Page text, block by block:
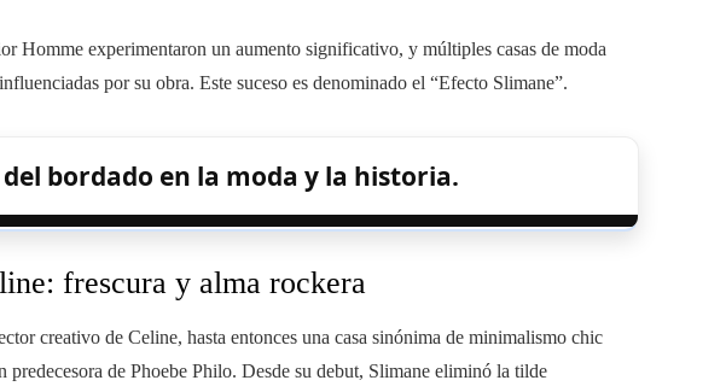
Homme experimentaron un aumento significativo, y múltiples casas de moda
por su obra. Este suceso es denominado el “Efecto Slimane”.
del bordado en la moda y la historia.
frescura y alma rockera
creativo de Celine, hasta entonces una casa sinónima de minimalismo chic
de Phoebe Philo. Desde su debut, Slimane eliminó la tilde